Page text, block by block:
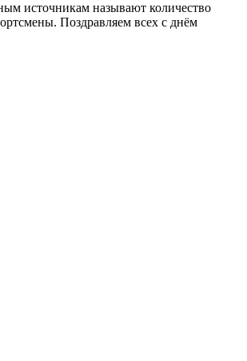
источникам называют количество
Поздравляем всех с днём